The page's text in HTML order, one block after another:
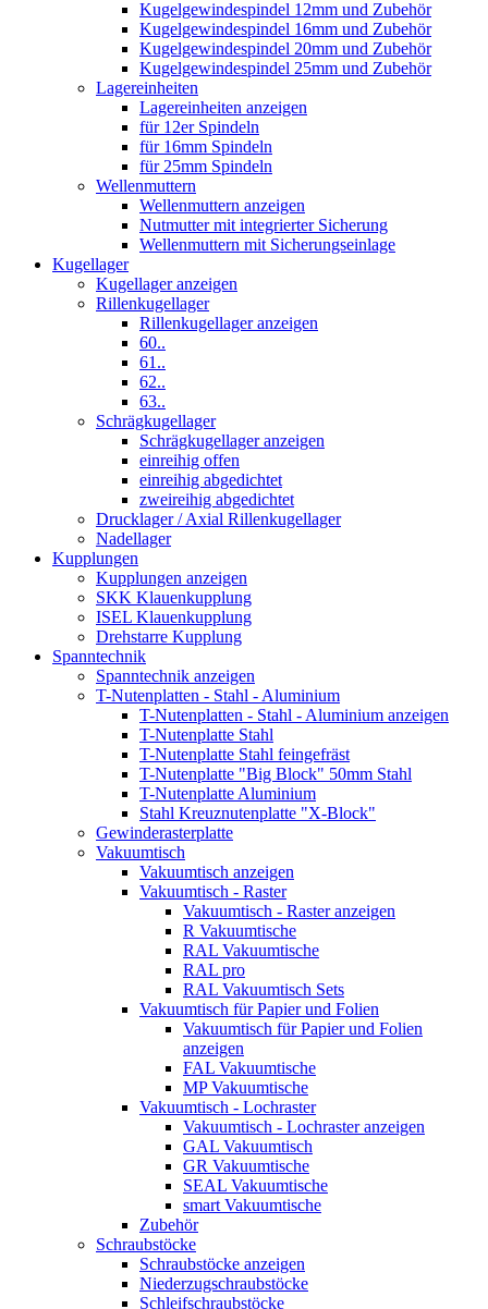
Kugelgewindespindel 12mm und Zubehör
Kugelgewindespindel 16mm und Zubehör
Kugelgewindespindel 20mm und Zubehör
Kugelgewindespindel 25mm und Zubehör
Lagereinheiten
Lagereinheiten anzeigen
für 12er Spindeln
für 16mm Spindeln
für 25mm Spindeln
Wellenmuttern
Wellenmuttern anzeigen
Nutmutter mit integrierter Sicherung
Wellenmuttern mit Sicherungseinlage
Kugellager
Kugellager anzeigen
Rillenkugellager
Rillenkugellager anzeigen
60..
61..
62..
63..
Schrägkugellager
Schrägkugellager anzeigen
einreihig offen
einreihig abgedichtet
zweireihig abgedichtet
Drucklager / Axial Rillenkugellager
Nadellager
Kupplungen
Kupplungen anzeigen
SKK Klauenkupplung
ISEL Klauenkupplung
Drehstarre Kupplung
Spanntechnik
Spanntechnik anzeigen
T-Nutenplatten - Stahl - Aluminium
T-Nutenplatten - Stahl - Aluminium anzeigen
T-Nutenplatte Stahl
T-Nutenplatte Stahl feingefräst
T-Nutenplatte "Big Block" 50mm Stahl
T-Nutenplatte Aluminium
Stahl Kreuznutenplatte "X-Block"
Gewinderasterplatte
Vakuumtisch
Vakuumtisch anzeigen
Vakuumtisch - Raster
Vakuumtisch - Raster anzeigen
R Vakuumtische
RAL Vakuumtische
RAL pro
RAL Vakuumtisch Sets
Vakuumtisch für Papier und Folien
Vakuumtisch für Papier und Folien
anzeigen
FAL Vakuumtische
MP Vakuumtische
Vakuumtisch - Lochraster
Vakuumtisch - Lochraster anzeigen
GAL Vakuumtisch
GR Vakuumtische
SEAL Vakuumtische
smart Vakuumtische
Zubehör
Schraubstöcke
Schraubstöcke anzeigen
Niederzugschraubstöcke
Schleifschraubstöcke